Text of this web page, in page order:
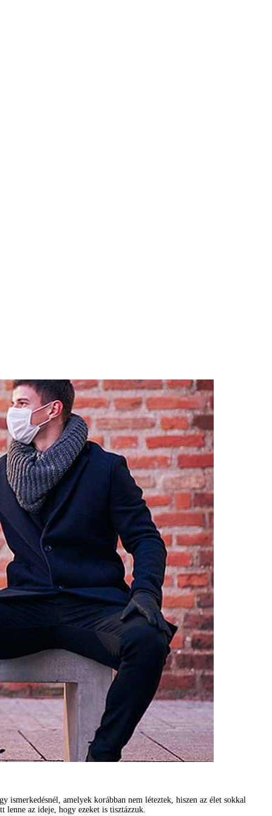
amelyek korábban nem léteztek, hiszen az élet sokkal
lenne az ideje, hogy ezeket is tisztázzuk.